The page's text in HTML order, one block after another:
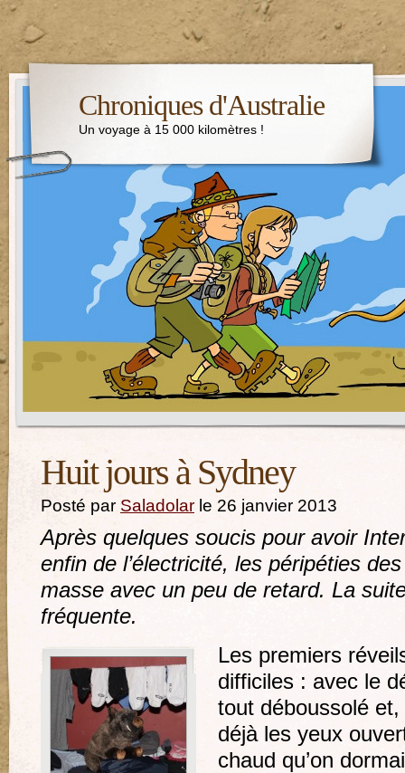
Chroniques d'Australie
Un voyage à 15 000 kilomètres !
Huit jours à Sydney
Posté par Saladolar le 26 janvier 2013
Après quelques soucis pour avoir
enfin de l’électricité, les péripéties
masse avec un peu de retard. La
fréquente.
Les premiers
difficiles : avec le
tout déboussolé
déjà les yeux
chaud qu’on